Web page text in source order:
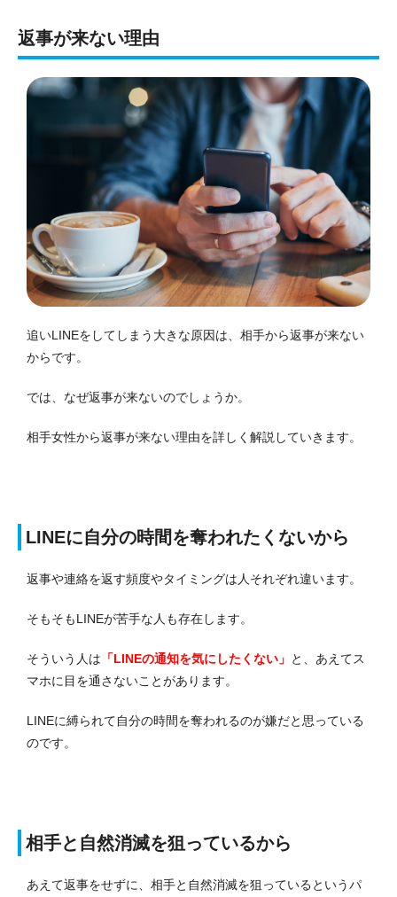
返事が来ない理由
追いLINEをしてしまう大きな原因は、相手から返事が来ない
からです。
では、なぜ返事が来ないのでしょうか。
相手女性から返事が来ない理由を詳しく解説していきます。
LINEに自分の時間を奪われたくないから
返事や連絡を返す頻度やタイミングは人それぞれ違います。
そもそもLINEが苦手な人も存在します。
そういう人は 「LINEの通知を気にしたくない」 と、あえてス
マホに目を通さないことがあります。
LINEに縛られて自分の時間を奪われるのが嫌だと思っている
のです。
相手と自然消滅を狙っているから
あえて返事をせずに、相手と自然消滅を狙っているというパ